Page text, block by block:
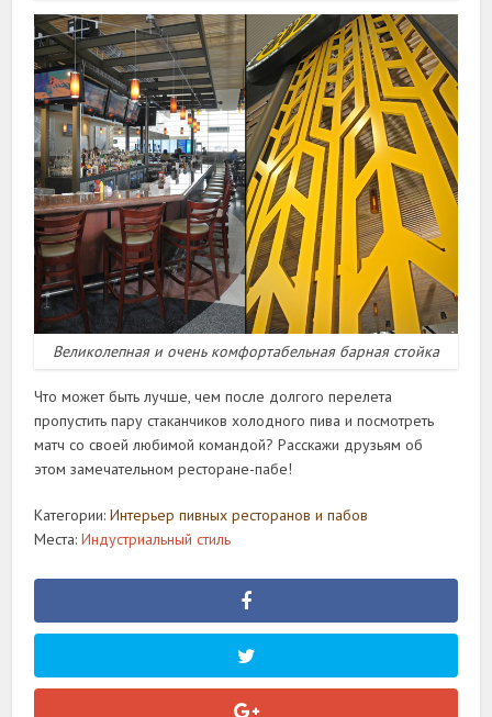
Великолепная и очень комфортабельная барная стойка
Что может быть лучше, чем после долгого перелета
пропустить пару стаканчиков холодного пива и посмотреть
матч со своей любимой командой? Расскажи друзьям об
этом замечательном ресторане-пабе!
Категории:Интерьер пивных ресторанов и пабов
Места:Индустриальный стиль